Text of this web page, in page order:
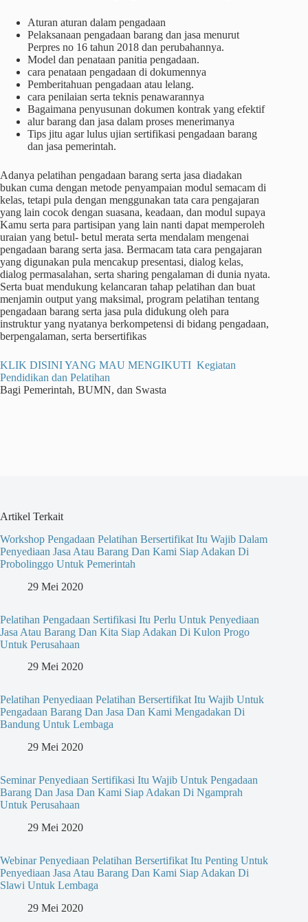
Aturan aturan dalam pengadaan
Pelaksanaan pengadaan barang dan jasa menurut
Perpres no 16 tahun 2018 dan perubahannya.
Model dan penataan panitia pengadaan.
cara penataan pengadaan di dokumennya
Pemberitahuan pengadaan atau lelang.
cara penilaian serta teknis penawarannya
Bagaimana penyusunan dokumen kontrak yang efektif
alur barang dan jasa dalam proses menerimanya
Tips jitu agar lulus ujian sertifikasi pengadaan barang
dan jasa pemerintah.
Adanya pelatihan pengadaan barang serta jasa diadakan
bukan cuma dengan metode penyampaian modul semacam di
kelas, tetapi pula dengan menggunakan tata cara pengajaran
yang lain cocok dengan suasana, keadaan, dan modul supaya
Kamu serta para partisipan yang lain nanti dapat memperoleh
uraian yang betul- betul merata serta mendalam mengenai
pengadaan barang serta jasa. Bermacam tata cara pengajaran
yang digunakan pula mencakup presentasi, dialog kelas,
dialog permasalahan, serta sharing pengalaman di dunia nyata.
Serta buat mendukung kelancaran tahap pelatihan dan buat
menjamin output yang maksimal, program pelatihan tentang
pengadaan barang serta jasa pula didukung oleh para
instruktur yang nyatanya berkompetensi di bidang pengadaan,
berpengalaman, serta bersertifikas
KLIK DISINI YANG MAU MENGIKUTI Kegiatan
Pendidikan dan Pelatihan
Bagi Pemerintah, BUMN, dan Swasta
Artikel Terkait
Workshop Pengadaan Pelatihan Bersertifikat Itu Wajib Dalam
Penyediaan Jasa Atau Barang Dan Kami Siap Adakan Di
Probolinggo Untuk Pemerintah
29 Mei 2020
Pelatihan Pengadaan Sertifikasi Itu Perlu Untuk Penyediaan
Jasa Atau Barang Dan Kita Siap Adakan Di Kulon Progo
Untuk Perusahaan
29 Mei 2020
Pelatihan Penyediaan Pelatihan Bersertifikat Itu Wajib Untuk
Pengadaan Barang Dan Jasa Dan Kami Mengadakan Di
Bandung Untuk Lembaga
29 Mei 2020
Seminar Penyediaan Sertifikasi Itu Wajib Untuk Pengadaan
Barang Dan Jasa Dan Kami Siap Adakan Di Ngamprah
Untuk Perusahaan
29 Mei 2020
Webinar Penyediaan Pelatihan Bersertifikat Itu Penting Untuk
Penyediaan Jasa Atau Barang Dan Kami Siap Adakan Di
Slawi Untuk Lembaga
29 Mei 2020